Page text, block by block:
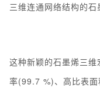
三维连通网络结构的石
这种新颖的石墨烯三
率(99.7 %)、高比表